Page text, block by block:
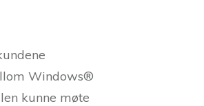
Windows®
kunne møte